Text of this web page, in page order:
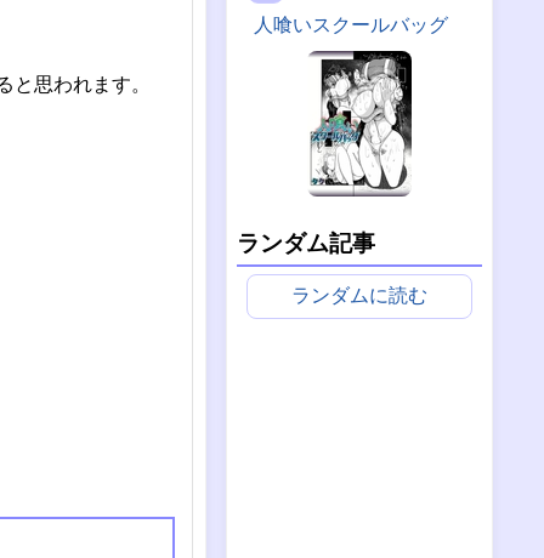
思われます。
人喰いスクールバッグ
ランダム記事
ランダムに読む